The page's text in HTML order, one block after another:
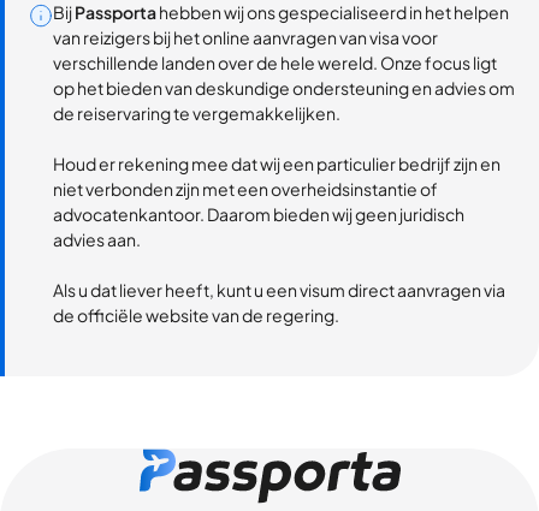
BijPassportahebben wij ons gespecialiseerd in het helpen
van reizigers bij het online aanvragen van visa voor
verschillende landen over de hele wereld. Onze focus ligt
op het bieden van deskundige ondersteuning en advies om
de reiservaring te vergemakkelijken.
Houd er rekening mee dat wij een particulier bedrijf zijn en
niet verbonden zijn met een overheidsinstantie of
advocatenkantoor. Daarom bieden wij geen juridisch
advies aan.
Als u dat liever heeft, kunt u een visum direct aanvragen via
de officiële website van de regering.